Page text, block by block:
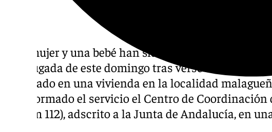
Una mujer y una bebé han sido evacuadas al
madrugada de este domingo tras verse afectadas
declarado en una vivienda en la localidad
ha informado el servicio el Centro de Coordinación
(Cecem 112), adscrito a la Junta de Andalucía, en